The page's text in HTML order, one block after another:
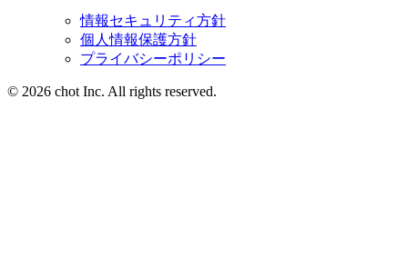
情報セキュリティ方針
個人情報保護方針
プライバシーポリシー
© 2026 chot Inc. All rights reserved.